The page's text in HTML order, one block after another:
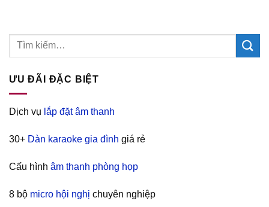
ƯU ĐÃI ĐẶC BIỆT
Dịch vụ lắp đặt âm thanh
30+ Dàn karaoke gia đình giá rẻ
Cấu hình âm thanh phòng họp
8 bộ micro hội nghị chuyên nghiệp